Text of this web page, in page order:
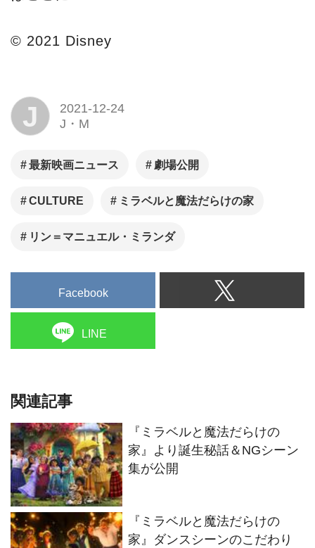
© 2021 Disney
J
2021-12-24
J・M
最新映画ニュース 劇場公開
CULTURE ミラベルと魔法だらけの家
リン＝マニュエル・ミランダ
Facebook
LINE
関連記事
『ミラベルと魔法だらけの
家』より誕生秘話＆NGシーン
集が公開
『ミラベルと魔法だらけの
家』ダンスシーンのこだわり